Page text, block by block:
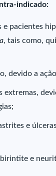
indicado:
e pacientes
, tais como,
devido a
extremas,
e
e